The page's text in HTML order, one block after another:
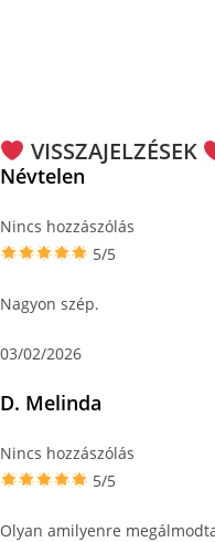
VISSZAJELZÉSEK
Névtelen
Nincs hozzászólás
5/5
Nagyon szép.
03/02/2026
D. Melinda
Nincs hozzászólás
5/5
Olyan amilyenre